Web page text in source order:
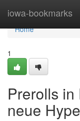
iowa-bookmarks
Home
Home
1
Prerolls
neue